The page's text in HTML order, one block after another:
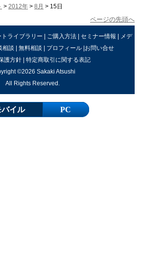
> 2012年 > 8月 > 15日
ページの先頭へ
ライブラリー | ご購入方法 | セミナー情報 | メデ
相談 | 無料相談 | プロフィール|お問い合せ
護方針| 特定商取引に関する表記
©2026 Sakaki Atsushi
All Rights Reserved.
バイル PC